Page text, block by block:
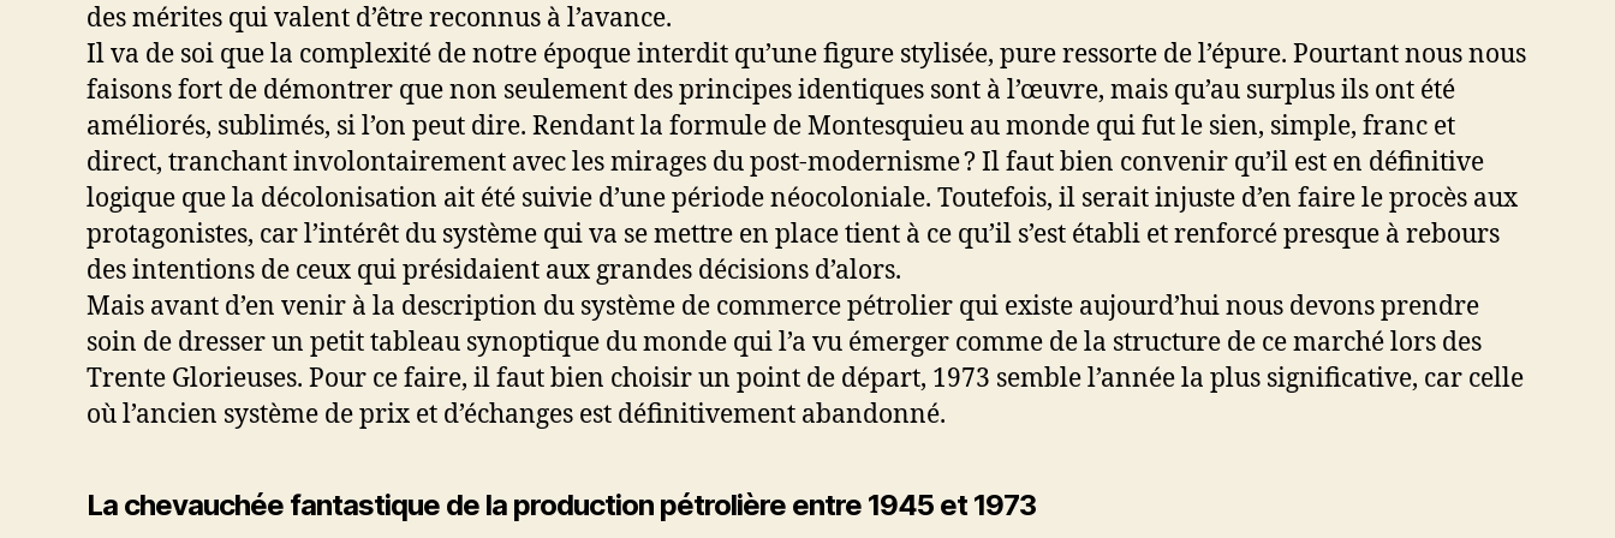
des mérites qui valent d’être reconnus à l’avance.
Il va de soi que la complexité de notre époque interdit qu’une figure stylisée, pure ressorte de l’épure. Pourtant nous nous
faisons fort de démontrer que non seulement des principes identiques sont à l’œuvre, mais qu’au surplus ils ont été
améliorés, sublimés, si l’on peut dire. Rendant la formule de Montesquieu au monde qui fut le sien, simple, franc et
direct, tranchant involontairement avec les mirages du post-modernisme ? Il faut bien convenir qu’il est en définitive
logique que la décolonisation ait été suivie d’une période néocoloniale. Toutefois, il serait injuste d’en faire le procès aux
protagonistes, car l’intérêt du système qui va se mettre en place tient à ce qu’il s’est établi et renforcé presque à rebours
des intentions de ceux qui présidaient aux grandes décisions d’alors.
Mais avant d’en venir à la description du système de commerce pétrolier qui existe aujourd’hui nous devons prendre
soin de dresser un petit tableau synoptique du monde qui l’a vu émerger comme de la structure de ce marché lors des
Trente Glorieuses. Pour ce faire, il faut bien choisir un point de départ, 1973 semble l’année la plus significative, car celle
où l’ancien système de prix et d’échanges est définitivement abandonné.
La chevauchée fantastique de la production pétrolière entre 1945 et 1973